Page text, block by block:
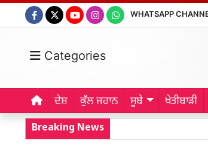
WHATSAPP
Categories
ਦੇਸ਼ ਕੁੱਲ ਜਹਾਨ ਸੂਬੇ ਖੇਤੀਬਾੜੀ
Breaking News